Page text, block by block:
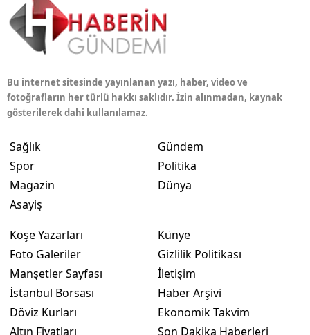
Bu internet sitesinde yayınlanan yazı, haber, video ve
fotoğrafların her türlü hakkı saklıdır. İzin alınmadan, kaynak
gösterilerek dahi kullanılamaz.
Sağlık
Spor
Magazin
Asayiş
Gündem
Politika
Dünya
Köşe Yazarları
Foto Galeriler
Manşetler Sayfası
İstanbul Borsası
Döviz Kurları
Altın Fiyatları
Künye
Gizlilik Politikası
İletişim
Haber Arşivi
Ekonomik Takvim
Son Dakika Haberleri